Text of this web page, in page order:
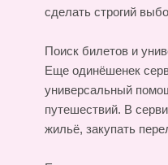
сделать строгий
Поиск билетов и
Еще одинёшенек
универсальный
путешествий. В
жильё, закупать